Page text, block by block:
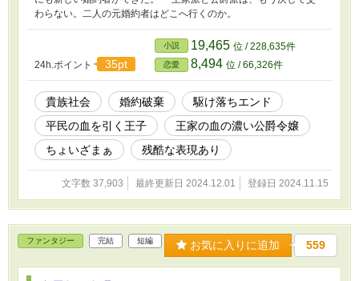
わらない。二人の元婚約者はどこへ行くのか。
24h.ポイント 35pt
小説 19,465 位 / 228,635件
恋愛 8,494 位 / 66,326件
貴族社会 婚約破棄
駆け落ちエンド
平民の血を引く王子
王家の血の濃い公爵令嬢
ちょいざまぁ
残酷な表現あり
文字数 37,903 最終更新日 2024.12.01 登録日 2024.11.15
ファンタジー 完結 短編 お気に入りに追加 559